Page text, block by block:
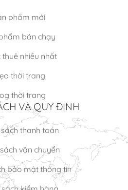
phẩm mới
bán chạy
nhiều nhất
thời trang
thời trang
VÀ QUY ĐỊNH
sách thanh toán
vận chuyển
bảo mật thông tin